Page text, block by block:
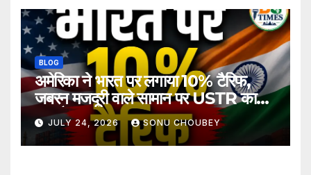
BLOG
अमेरिका ने भारत पर लगाया 10% टैरिफ,
जबरन मजदूरी वाले सामान पर USTR का
बड़ा फैसला
JULY 24, 2026 SONU CHOUBEY